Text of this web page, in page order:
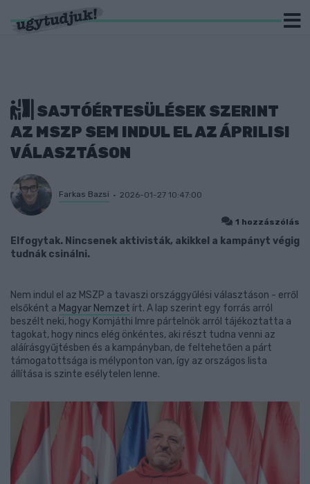
SAJTÓÉRTESÜLÉSEK SZERINT
AZ MSZP SEM INDUL EL AZ ÁPRILISI
VÁLASZTÁSON
Farkas Bazsi 2026-01-27 10:47:00
1 hozzászólás
Elfogytak. Nincsenek aktivisták, akikkel a kampányt végig
tudnák csinálni.
Nem indul el az MSZP a tavaszi országgyűlési választáson - erről
elsőként a Magyar Nemzet írt. A lap szerint egy forrás arról
beszélt neki, hogy Komjáthi Imre pártelnök arról tájékoztatta a
tagokat, hogy nincs elég önkéntes, aki részt tudna venni az
aláírásgyűjtésben és a kampányban, de feltehetően a párt
támogatottsága is mélyponton van, így az országos lista
állítása is szinte esélytelen lenne.